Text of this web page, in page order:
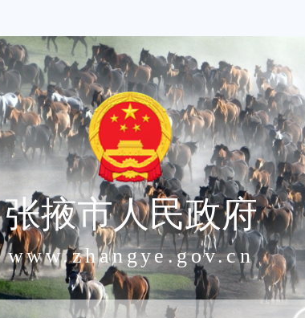
张掖市人民政府
www.zhangye.gov.cn